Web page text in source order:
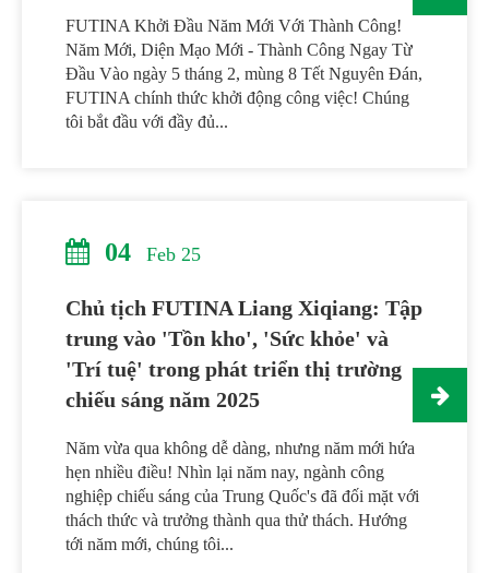
FUTINA Khởi Đầu Năm Mới Với Thành Công!
Năm Mới, Diện Mạo Mới - Thành Công Ngay Từ
Đầu Vào ngày 5 tháng 2, mùng 8 Tết Nguyên Đán,
FUTINA chính thức khởi động công việc! Chúng
tôi bắt đầu với đầy đủ...
04 Feb 25
Chủ tịch FUTINA Liang Xiqiang: Tập
trung vào 'Tồn kho', 'Sức khỏe' và
'Trí tuệ' trong phát triển thị trường
chiếu sáng năm 2025
Năm vừa qua không dễ dàng, nhưng năm mới hứa
hẹn nhiều điều! Nhìn lại năm nay, ngành công
nghiệp chiếu sáng của Trung Quốc's đã đối mặt với
thách thức và trưởng thành qua thử thách. Hướng
tới năm mới, chúng tôi...